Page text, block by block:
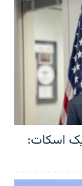
اسکات: